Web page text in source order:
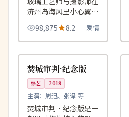
济州岛海风里小心翼翼
地试探，每一次拥抱都
怕弄碎对方。
98,875 8.2 爱情
日本
99:25
焚城审判·纪念版
综艺 2018
主演： 周迅、张译 等
焚城审判·纪念版是一